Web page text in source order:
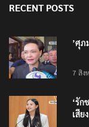
RECENT POSTS
’ศุภ
7 สิง
‘รั
เสีย